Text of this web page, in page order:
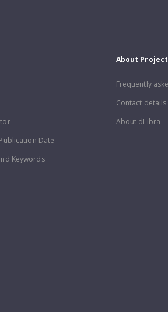
Date
Keywords
About Project
Frequently
Contact details
About dLibra